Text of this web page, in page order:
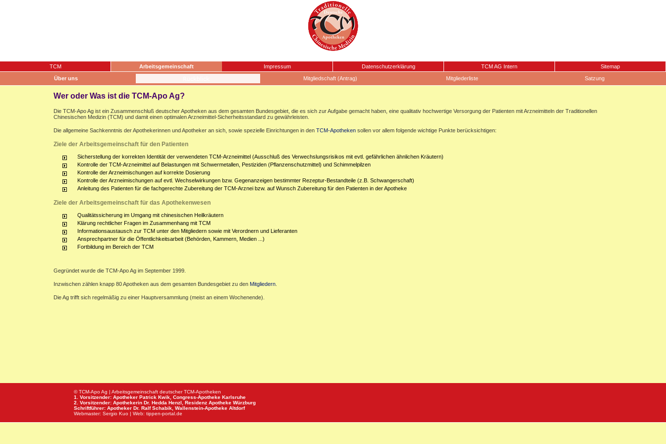
TCM Arbeitsgemeinschaft Impressum Datenschutzerklärung TCM AG Intern
Sitemap
Über uns
Mitgliedschaft (Antrag) Mitgliederliste Satzung
Wer oder Was ist die TCM-Apo Ag?
Die TCM-Apo Ag ist ein Zusammenschluß deutscher Apotheken aus dem gesamten Bundesgebiet, die es sich zur Aufgabe gemacht haben, eine qualitativ hochwertige Versorgung der Patienten mit Arzneimitteln der Traditionellen
Chinesischen Medizin (TCM) und damit einen optimalen Arzneimittel-Sicherheitsstandard zu gewährleisten.
Die allgemeine Sachkenntnis der Apothekerinnen und Apotheker an sich, sowie spezielle Einrichtungen in den TCM-Apotheken sollen vor allem folgende wichtige Punkte berücksichtigen:
Ziele der Arbeitsgemeinschaft für den Patienten
Sicherstellung der korrekten Identität der verwendeten TCM-Arzneimittel (Ausschluß des Verwechslungsrisikos mit evtl. gefährlichen ähnlichen Kräutern)
Kontrolle der TCM-Arzneimittel auf Belastungen mit Schwermetallen, Pestiziden (Pflanzenschutzmittel) und Schimmelpilzen
Kontrolle der Arzneimischungen auf korrekte Dosierung
Kontrolle der Arzneimischungen auf evtl. Wechselwirkungen bzw. Gegenanzeigen bestimmter Rezeptur-Bestandteile (z.B. Schwangerschaft)
Anleitung des Patienten für die fachgerechte Zubereitung der TCM-Arznei bzw. auf Wunsch Zubereitung für den Patienten in der Apotheke
Ziele der Arbeitsgemeinschaft für das Apothekenwesen
Qualitätssicherung im Umgang mit chinesischen Heilkräutern
Klärung rechtlicher Fragen im Zusammenhang mit TCM
Informationsaustausch zur TCM unter den Mitgliedern sowie mit Verordnern und Lieferanten
Ansprechpartner für die Öffentlichkeitsarbeit (Behörden, Kammern, Medien ...)
Fortbildung im Bereich der TCM
Gegründet wurde die TCM-Apo Ag im September 1999.
Inzwischen zählen knapp 80 Apotheken aus dem gesamten Bundesgebiet zu den Mitgliedern
Die Ag trifft sich regelmäßig zu einer Hauptversammlung (meist an einem Wochenende).
© TCM-Apo Ag | Arbeitsgemeinschaft deutscher TCM-Apotheken
1. Vorsitzender: Apotheker Patrick Kwik, Congress-Apotheke Karlsruhe
2. Vorsitzender: Apothekerin Dr. Hedda Henzl, Residenz Apotheke Würzburg
Schriftführer: Apotheker Dr. Ralf Schabik, Wallenstein-Apotheke Altdorf
Webmaster: Sergio Kuo | Web: tippen-portal.de